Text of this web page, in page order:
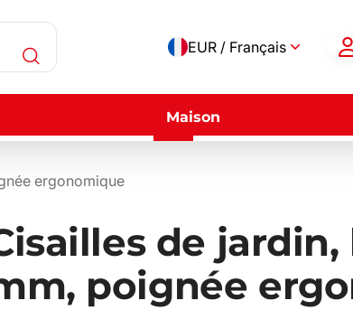
EUR / Français
Maison
ergonomique
de
poignée